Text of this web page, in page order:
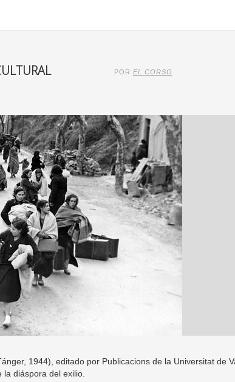
POR EL CORSO
1944), editado por Publicacions de la Universitat de
la diáspora del exilio.